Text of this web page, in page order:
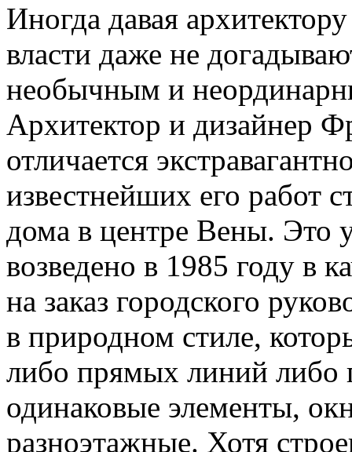
Иногда давая
власти даже не
необычным и
Архитектор и дизайнер
отличается
известнейших его работ
дома в центре Вены. Это
возведено в 1985 году в
на заказ городского
в природном стиле,
либо прямых линий либо
одинаковые элементы,
разноэтажные. Хотя